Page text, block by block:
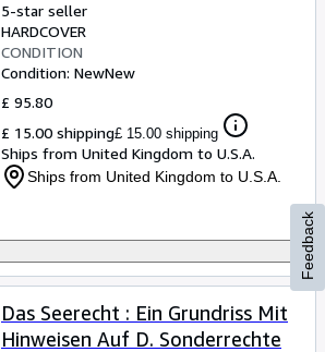
5-star seller
HARDCOVER
CONDITION
Condition: NewNew
£ 95.80
£ 15.00 shipping£ 15.00 shipping
Ships from United Kingdom to U.S.A.
Ships from United Kingdom to U.S.A.
Das Seerecht : Ein Grundriss Mit
Hinweisen Auf D. Sonderrechte
Feedback